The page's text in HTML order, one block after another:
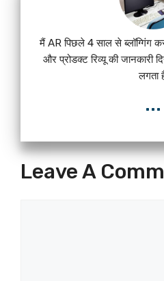
मैं AR पिछले 4 साल से ब्लॉग्गिंग
और प्रोडक्ट रिव्यू की जानकारी
लगता
...
Leave A